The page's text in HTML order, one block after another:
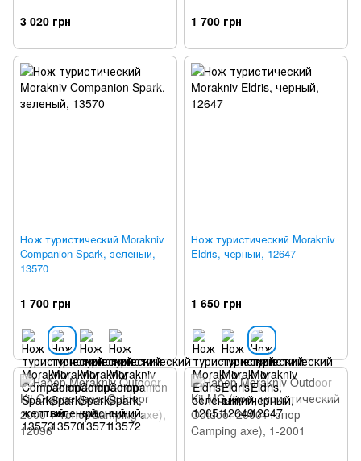
3 020 грн 1 700 грн
Нож туристический Morakniv
Companion Spark, зеленый,
13570
1 700 грн
Нож туристический Morakniv
Eldris, черный, 12647
1 650 грн